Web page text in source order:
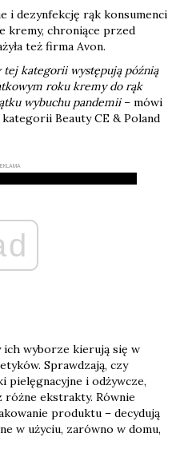
i dezynfekcję rąk konsumenci
kremy, chroniące przed
też firma Avon.
kategorii występują późnią
roku kremy do rąk
wybuchu pandemii– mówi
Beauty CE & Poland
wyborze kierują się w
Sprawdzają, czy
pielęgnacyjne i odżywcze,
ekstrakty. Równie
produktu – decydują
w użyciu, zarówno w domu,